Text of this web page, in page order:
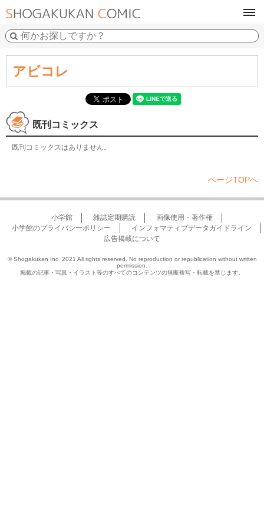
アビコレ
既刊コミックス
既刊コミックスはありません。
ページTOPへ
小学館 雑誌定期購読
画像使用・著作権
小学館のプライバシーポリシー
インフォマティブデータガイドライン
広告掲載について
© Shogakukan Inc. 2021 All rights reserved. No reproduction or republication without written
permission.
掲載の記事・写真・イラスト等のすべてのコンテンツの無断複写・転載を禁じます。